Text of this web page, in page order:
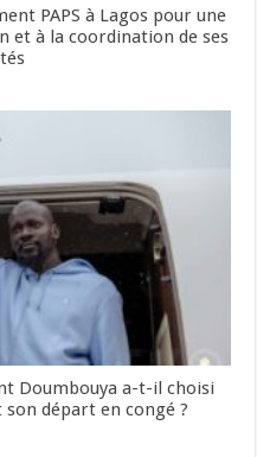
PAPS à Lagos pour une
et à la coordination de ses
Doumbouya a-t-il choisi
son départ en congé ?